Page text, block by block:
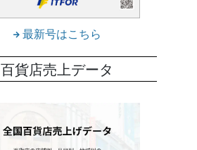
最新号はこちら
百貨店売上データ